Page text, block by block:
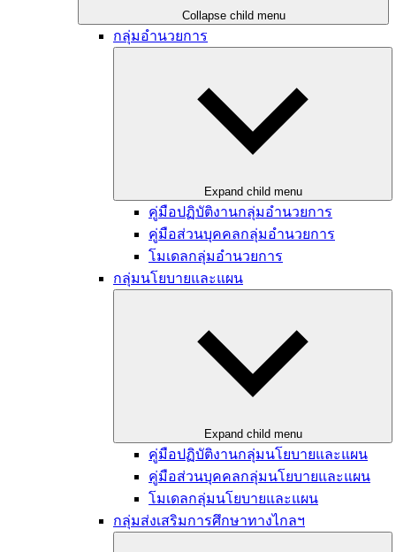
Collapse child menu
กลุ่มอำนวยการ
Expand child menu
คู่มือปฏิบัติงานกลุ่มอำนวยการ
คู่มือส่วนบุคคลกลุ่มอำนวยการ
โมเดลกลุ่มอำนวยการ
กลุ่มนโยบายและแผน
Expand child menu
คู่มือปฏิบัติงานกลุ่มนโยบายและแผน​
คู่มือส่วนบุคคลกลุ่มนโยบายและแผน
โมเดลกลุ่มนโยบายและแผน
กลุ่มส่งเสริมการศึกษาทางไกลฯ